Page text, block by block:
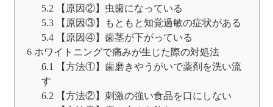
5.2 【原因②】虫歯になっている
5.3【原因③】もともと知覚過敏の症状がある
5.4【原因④】歯茎が下がっている
6ホワイトニングで痛みが生じた際の対処法
6.1
【方法①】歯磨きやうがいで薬剤を洗い流
す
6.2 【方法②】刺激の強い食品を口にしない